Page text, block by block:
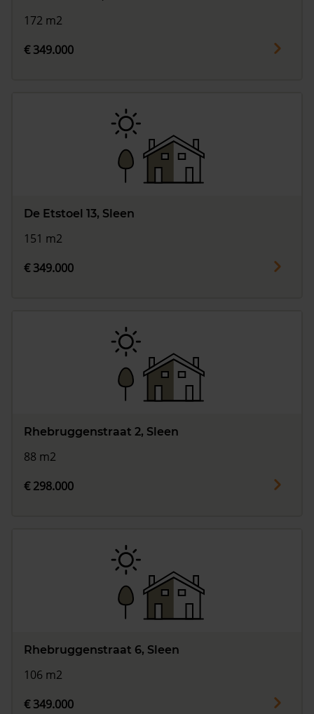
172 m2
€ 349.000
De Etstoel 13, Sleen
151 m2
€ 349.000
Rhebruggenstraat 2, Sleen
88 m2
€ 298.000
Rhebruggenstraat 6, Sleen
106 m2
€ 349.000